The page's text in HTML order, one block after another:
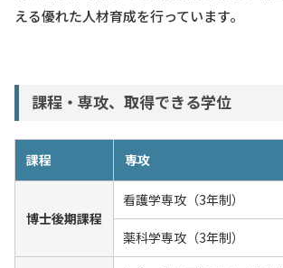
入試情報
教育・学生支援
研究・産学官連携
国際交流・留学
える優れた人材育成を行っています。
課程・専攻、取得できる学位
課程 専攻
博士後期課程
看護学専攻（3年制）
薬科学専攻（3年制）